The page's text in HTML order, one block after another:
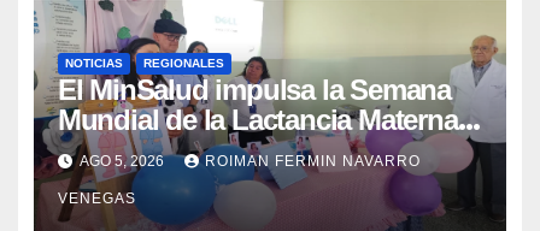
NOTICIAS REGIONALES
El MinSalud impulsa la Semana
Mundial de la Lactancia Materna
con un despliegue comunitario
en Cojedes Mérida y Yaracuy
AGO 5, 2026 ROIMAN FERMIN NAVARRO
VENEGAS